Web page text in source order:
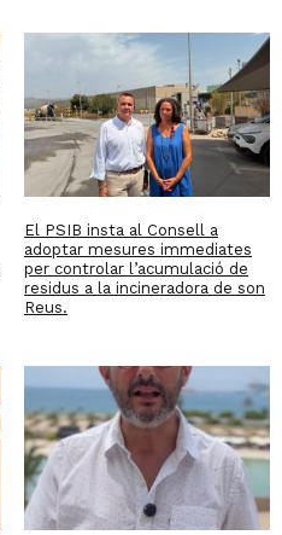
El PSIB insta al Consell a
adoptar mesures immediates
per controlar l’acumulació de
residus a la incineradora de son
Reus.